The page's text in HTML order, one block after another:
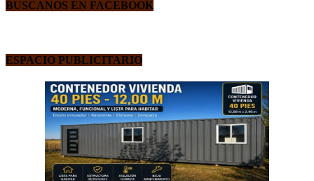
BUSCANOS EN FACEBOOK
ESPACIO PUBLICITARIO